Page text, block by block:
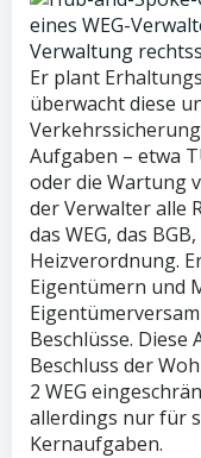
Er plant
überwacht diese
Aufgaben – etwa
oder die Wartung
der Verwalter alle
das WEG, das
Heizverordnung.
Eigentümern und
Beschlüsse.
Beschluss der
2 WEG
allerdings nur für
Kernaufgaben.